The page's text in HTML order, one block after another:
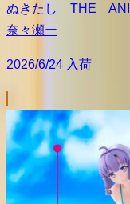
ぬきたし THE
奈々瀬ー
2026/6/24 入荷